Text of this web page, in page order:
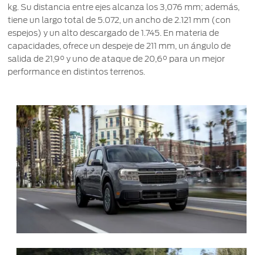
kg. Su distancia entre ejes alcanza los 3,076 mm; además,
tiene un largo total de 5.072, un ancho de 2.121 mm (con
espejos) y un alto descargado de 1.745. En materia de
capacidades, ofrece un despeje de 211 mm, un ángulo de
salida de 21,9° y uno de ataque de 20,6° para un mejor
performance en distintos terrenos.